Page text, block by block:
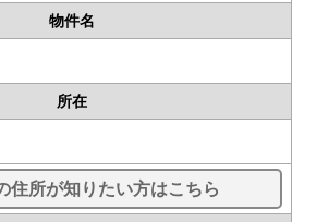
物件名
所在
住所が知りたい方はこちら